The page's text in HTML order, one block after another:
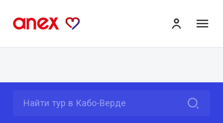
Найти тур в Кабо-Верде